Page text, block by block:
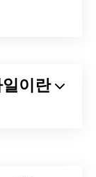
이란